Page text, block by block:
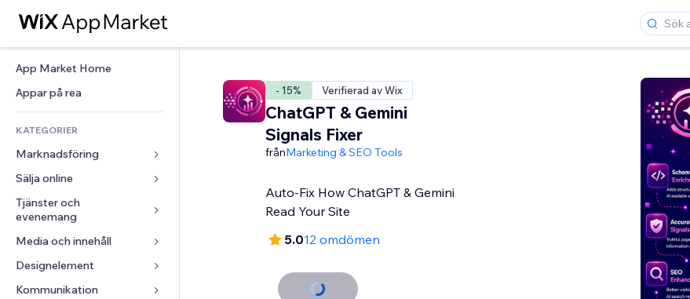
App Market Home
Appar på rea
KATEGORIER
Marknadsföring
Annonser
Mobil
Statistik
Sociala medier
SEO
Interaktioner
Sälja online
Appar för butiker
Frakt och leverans
Sälj-knappar
Onlinekurser
Beställtryck
Tjänster och
evenemang
Hotell
Evenemang
Restauranger
Media och innehåll
Galleri
Musik
Designelement
Kartor och navigering
- 15% Verifierad av Wix
ChatGPT & Gemini
Signals Fixer
frånMarketing & SEO Tools
Auto-Fix How ChatGPT & Gemini
Read Your Site
5.012 omdömen